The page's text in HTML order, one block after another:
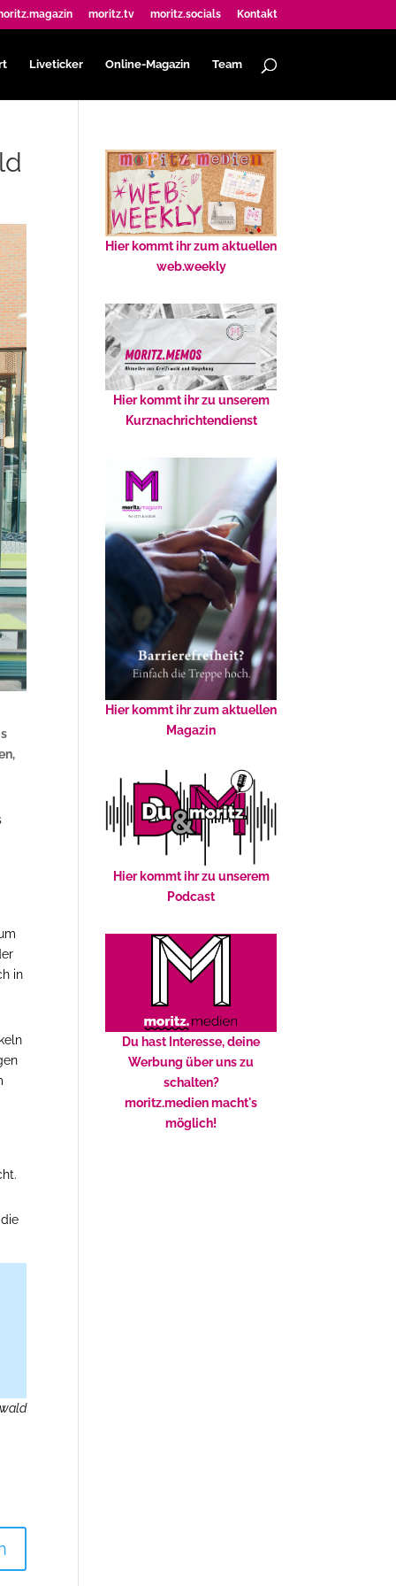
moritz.tv moritz.socials Kontakt
Liveticker Online-Magazin Team
in
Hier kommt ihr zum aktuellen
web.weekly
Hier kommt ihr zu unserem
Kurznachrichtendienst
Hier kommt ihr zum aktuellen
Magazin
Hier kommt ihr zu unserem
Podcast
Du hast Interesse, deine
Werbung über uns zu
schalten?
moritz.medien macht's
möglich!